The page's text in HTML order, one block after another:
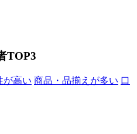
TOP3
が高い 商品・品揃えが多い 口